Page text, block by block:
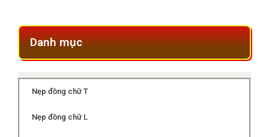
Danh mục
Nẹp đồng chữ T
Nẹp đồng chữ L